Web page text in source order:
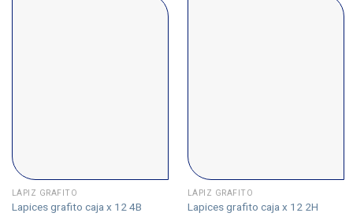
LÁPIZ GRAFITO
Lapices grafito caja x 12 4B
LÁPIZ GRAFITO
Lapices grafito caja x 12 2H